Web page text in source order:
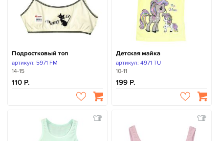
Подростковый топ
артикул: 5971 FM
14-15
110
Детская майка
артикул: 4971 TU
10-11
199